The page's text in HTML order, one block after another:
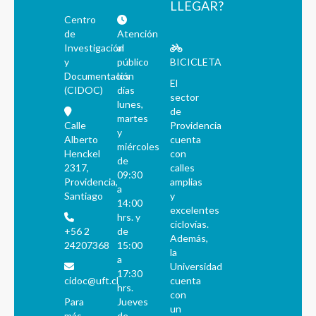
Centro
de
Investigación
y
Documentación
(CIDOC)
Calle
Alberto
Henckel
2317,
Providencia,
Santiago
+56 2
24207368
cidoc@uft.cl
Para
Atención
al
público
los
días
lunes,
martes
y
miércoles
de
09:30
a
14:00
hrs. y
de
15:00
a
17:30
hrs.
Jueves
LLEGAR?
BICICLETA
El
sector
de
Providencia
cuenta
con
calles
amplias
y
excelentes
ciclovías.
Además,
la
Universidad
cuenta
con
un